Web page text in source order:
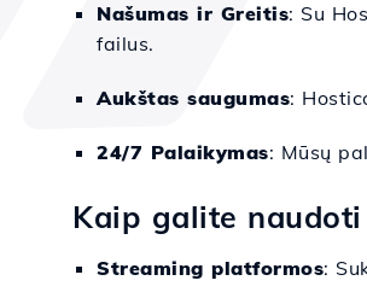
Našumas ir Greitis: Su
failus.
Aukštas saugumas:
24/7 Palaikymas: Mūsų
Kaip galite naudoti
Streaming platformos: